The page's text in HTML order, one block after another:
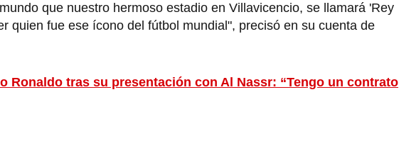
que nuestro hermoso estadio en Villavicencio, se llamará 'Rey
quien fue ese ícono del fútbol mundial", precisó en su cuenta de
Ronaldo tras su presentación con Al Nassr: “Tengo un contrato